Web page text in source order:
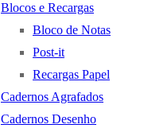
Blocos e Recargas
Bloco de Notas
Post-it
Recargas Papel
Cadernos Agrafados
Cadernos Desenho